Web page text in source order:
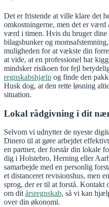
Det er fristende at ville klare det
omkostningerne, men det er
værd i timen. Hvis du bruger dine
bilagsbunker og
muligheden for at vækste din
at vide, at en professionel har
mindsker risikoen for fejl
regnskabshjælp og finde den
Husk dog, at den rette løsning
situation.
Lokal rådgivning i dit
Selvom vi udnytter de nyeste
Dinero til at gøre arbejdet
en partner, der forstår din lokale
dig i Holstebro, Herning eller
samarbejde med en personlig
et distanceret revisionshus, men
sprog, der er til at forstå. Kontakt
om dit årsregnskab, så vi kan
over din økonomi.